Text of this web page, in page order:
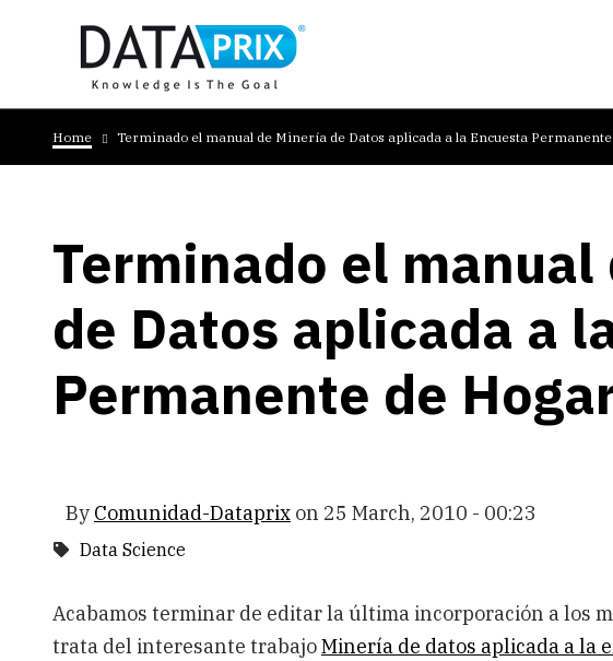
content
Breadcrumb
Home Terminado el manual de Minería de Datos aplicada a la Encuesta
Terminado el
de Datos aplicada a
Permanente de
By Comunidad-Dataprix on 25 March, 2010 - 00:23
Data Science
Acabamos terminar de editar la última incorporación a los
trata del interesante trabajoMinería de datos aplicada a la